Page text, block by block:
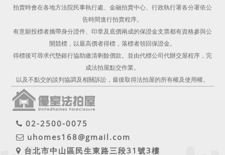
拍賣時會在各地方法院民事執行處、金融拍賣中心、行政執行署各分署依公
告時間進行拍賣程序。
有意願投標者攜帶身分證件、印章及底價兩成的保證金支票都有資格參與公
開競標，以最高價者得標，落標者領回保證金。
得標後可尋求代墊銀行協助繳清剩餘價款。並由代標公司代辦交屋程序，完
成法拍屋點交作業。
以及不點交的談判協調及相關訴訟，最後取得法拍屋的所有權及使用權。
02-2500-0075
uhomes168@gmail.com
台北市中山區民生東路三段31號3樓